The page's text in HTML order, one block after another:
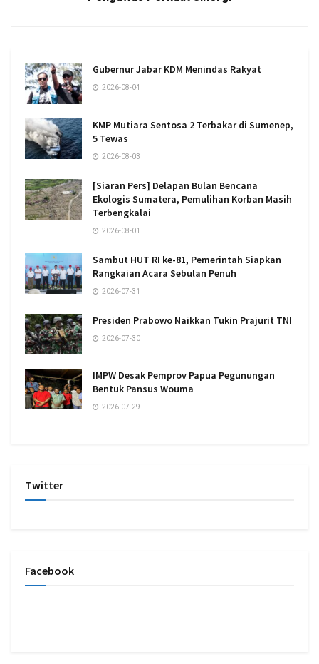
Gubernur Jabar KDM Menindas Rakyat
2026-08-04
KMP Mutiara Sentosa 2 Terbakar di Sumenep,
5 Tewas
2026-08-03
[Siaran Pers] Delapan Bulan Bencana
Ekologis Sumatera, Pemulihan Korban Masih
Terbengkalai
2026-08-01
Sambut HUT RI ke-81, Pemerintah Siapkan
Rangkaian Acara Sebulan Penuh
2026-07-31
Presiden Prabowo Naikkan Tukin Prajurit TNI
2026-07-30
IMPW Desak Pemprov Papua Pegunungan
Bentuk Pansus Wouma
2026-07-29
Twitter
Facebook